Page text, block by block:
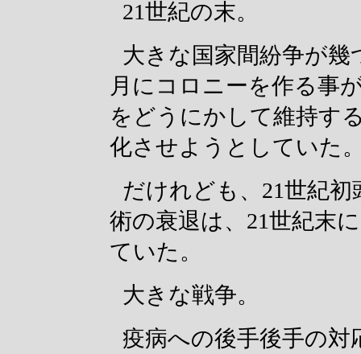
21世紀の末。
大きな国家間紛争が
月にコロニーを作る事
をどうにかして維持す
化させようとしていた
だけれども、21世紀
術の衰退は、21世紀末
ていた。
大きな戦争。
疫病への後手後手の対